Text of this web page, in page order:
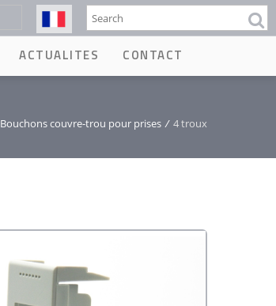
Rechercher
ACTUALITES CONTACT
Bouchons couvre-trou pour prises / 4 troux